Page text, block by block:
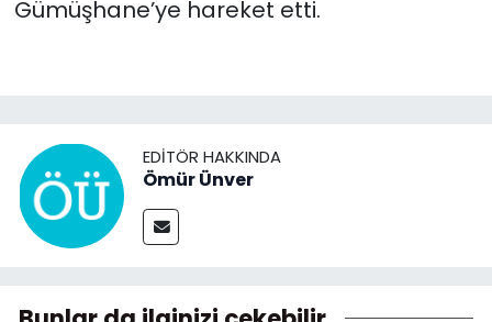
Gümüşhane’ye hareket etti.
EDITÖR HAKKINDA
Ömür Ünver